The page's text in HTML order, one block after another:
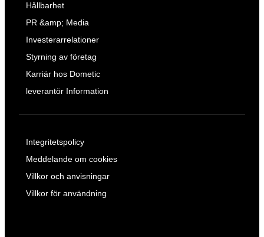
Hållbarhet
PR &amp; Media
Investerarrelationer
Styrning av företag
Karriär hos Dometic
leverantör Information
Integritetspolicy
Meddelande om cookies
Villkor och anvisningar
Villkor för användning